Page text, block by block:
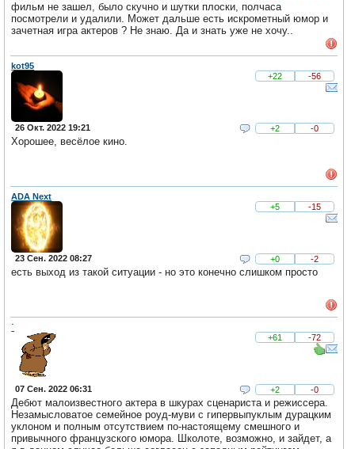
фильм не зашел, было скучно и шутки плоски, полчаса
посмотрели и удалили. Может дальше есть искрометный юмор и
зачетная игра актеров ? Не знаю. Да и знать уже не хочу..
kot95
+22
-56
26 Окт. 2022 19:21 +2 -0
Хорошее, весёлое кино.
ADA Next
+5
-15
23 Сен. 2022 08:27 +0 -2
есть выход из такой ситуации - но это конечно слишком просто
˙
+61
-72
07 Сен. 2022 06:31 +2 -0
Дебют малоизвестного актера в шкурах сценариста и режиссера.
Незамысловатое семейное роуд-муви с гипервыпуклым дурацким
уклоном и полным отсутствием по-настоящему смешного и
привычного французского юмора. Школоте, возможно, и зайдет, а